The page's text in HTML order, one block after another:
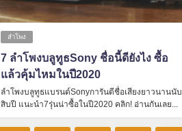
ลำโพง
7 ลำโพงบลูทูธSony ชื่อนี้ดียังไง ซื้อ
แล้วคุ้มไหมในปี2020
ลำโพงบลูทูธแบรนด์Sonyการันตีชื่อเสียงยาวนานนับ
สิบปี แนะนำ7รุ่นน่าซื้อในปี2020 คลิก! อ่านกันเลย...